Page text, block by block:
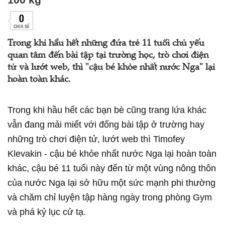
0
CHIA SẺ
Trong khi hầu hết những đứa trẻ 11 tuổi chủ yếu
quan tâm đến bài tập tại trường học, trò chơi điện
tử và lướt web, thì "cậu bé khỏe nhất nước Nga" lại
hoàn toàn khác.
Trong khi hầu hết các bạn bè cũng trang lứa khác
vẫn đang mải miết với đống bài tập ở trường hay
những trò chơi điện tử, lướt web thì Timofey
Klevakin - cậu bé khỏe nhất nước Nga lại hoàn toàn
khác, cậu bé 11 tuổi này đến từ một vùng nông thôn
của nước Nga lại sở hữu một sức mạnh phi thường
và chăm chỉ luyện tập hàng ngày trong phòng Gym
và phá kỷ lục cử tạ.